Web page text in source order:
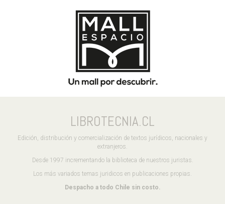
LIBROTECNIA.CL
Edición, distribución y comercialización de textos jurídicos, nacionales y
extranjeros.
Desde 1997 incrementando la biblioteca de nuestros juristas.
Los más variados temas juridicos en publicaciones propias.
Despacho a todo Chile sin costo.